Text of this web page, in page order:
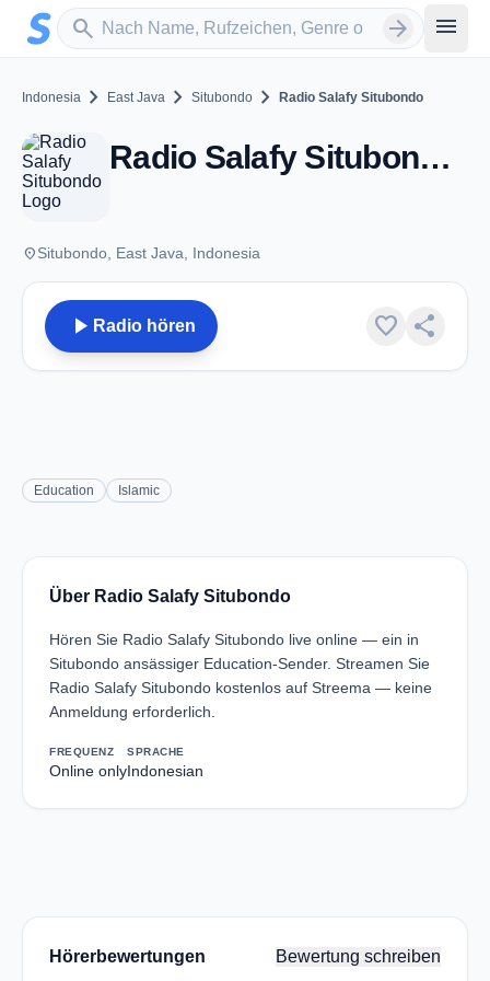
Zum Hauptinhalt springen
search
Sender suchen arrow_forward menu
Indonesia chevron_right East Java chevron_right Situbondo chevron_right Radio Salafy Situbondo
Radio Salafy Situbondo - Situbondo
placeSitubondo, East Java, Indonesia
play_arrow Radio hören favorite share
Education Islamic
Über Radio Salafy Situbondo
Hören Sie Radio Salafy Situbondo live online — ein in
Situbondo ansässiger Education-Sender. Streamen Sie
Radio Salafy Situbondo kostenlos auf Streema — keine
Anmeldung erforderlich.
FREQUENZ
Online only
SPRACHE
Indonesian
Hörerbewertungen Bewertung schreiben